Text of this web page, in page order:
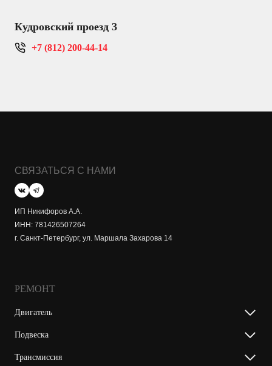
Кудровский проезд 3
+7 (812) 200-44-14
СВЯЗАТЬСЯ С НАМИ
ИП Никифоров А.А.
ИНН: 781426507264
г. Санкт-Петербург, ул. Маршала Захарова 14
РЕМОНТ
Двигатель
Подвеска
Трансмиссия